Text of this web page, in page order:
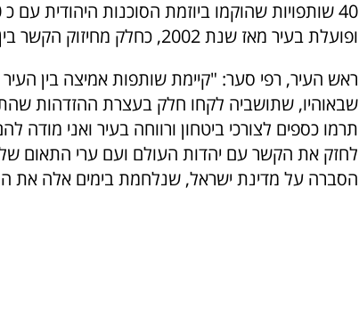
ופועלת בעיר מאז שנת 2002, כחלק מחיזוק הקשר בין ישראל ליהדות התפוצות.
ראש העיר, רפי סער: "קיימת שותפות אמיצה בין
שבאוהיו, שתושביה לקחו חלק בעצרת ההזדהות
תרמו כספים לצורכי ביטחון ורווחה בעיר ואני
לחזק את הקשר עם יהדות העולם ועם ערי התאום של
הסברה על מדינת ישראל, שנלחמת בימים אלה את